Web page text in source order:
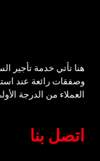
هنا تأتي خدمة تأجير
وصفقات رائعة عند
العملاء من الدرجة
اتصل بنا